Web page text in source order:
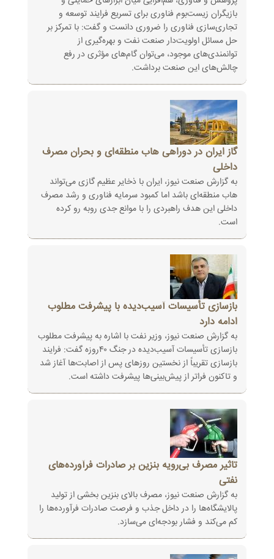
‏بازیگران زیست‌بوم فناوری برای تسریع فرایند توسعه و
تجاری‌سازی فناوری را ضروری دانست و گفت: با تمرکز بر
حل ‏مسائل اولویت‌دار صنعت نفت و بهره‌گیری از
توانمندی‌های موجود، می‌توان گام‌های مؤثری در رفع
چالش‌های این صنعت ‏برداشت‎.‎
گاز ایران در دوراهی هاب منطقه‌ای و بحران مصرف
داخلی
به گزارش صنعت نیوز، ایران با ذخایر عظیم گازی می‌تواند
هاب منطقه‌ای باشد اما کمبود سرمایه فناوری و رشد مصرف
‏داخلی این هدف راهبردی را با موانع جدی روبه رو کرده
است‎.‎
بازسازی تأسیسات آسیب‌دیده با پیشرفت مطلوب
ادامه دارد
به گزارش صنعت نیوز، وزیر نفت با اشاره به پیشرفت مطلوب
بازسازی تأسیسات آسیب‌دیده در جنگ ۴۰روزه گفت: فرایند
بازسازی تقریباً از ‏نخستین روزهای پس از اصابت‌ها آغاز شد
و تاکنون فراتر از پیش‌بینی‌ها پیشرفت داشته است‎.‎
تاثیر مصرف بی‌رویه بنزین بر صادرات فرآورده‌های
نفتی
به گزارش صنعت نیوز، مصرف بالای بنزین بخشی از تولید
پالایشگاه‌ها را در داخل جذب و فرصت صادرات فرآورده‌ها را
کم می‌کند و فشار ‏بودجه‌ای می‌سازد‎.‎